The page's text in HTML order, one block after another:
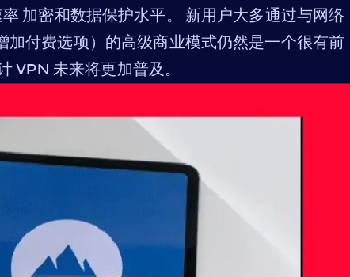
加密和数据保护水平。 新用户大多通过与网络
付费选项）的高级商业模式仍然是一个很有前
VPN 未来将更加普及。